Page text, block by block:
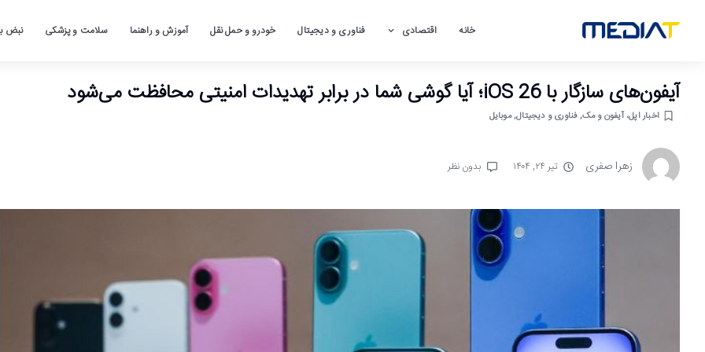
خانه اقتصادی فناوری و دیجیتال خودرو و حمل نقل آموزش و راهنما سلامت و پزشکی نبض
آیفون‌های سازگار با iOS 26؛ آیا گوشی شما در برابر تهدیدات امنیتی محافظت می‌شود
اخبار اپل، آیفون و مک,فناوری و دیجیتال,موبایل
زهرا صفری تیر ۲۴, ۱۴۰۴ بدون نظر